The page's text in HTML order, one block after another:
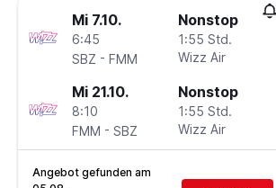
Mi 7.10.
6:45
SBZ - FMM
Nonstop
1:55 Std.
Wizz Air
Mi 21.10.
8:10
FMM - SBZ
Nonstop
1:55 Std.
Wizz Air
Angebot gefunden am